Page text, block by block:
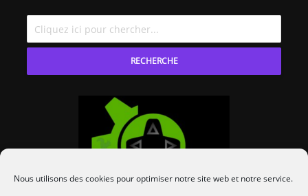
Nous utilisons des cookies pour optimiser notre site web et notre service.
RECHERCHE